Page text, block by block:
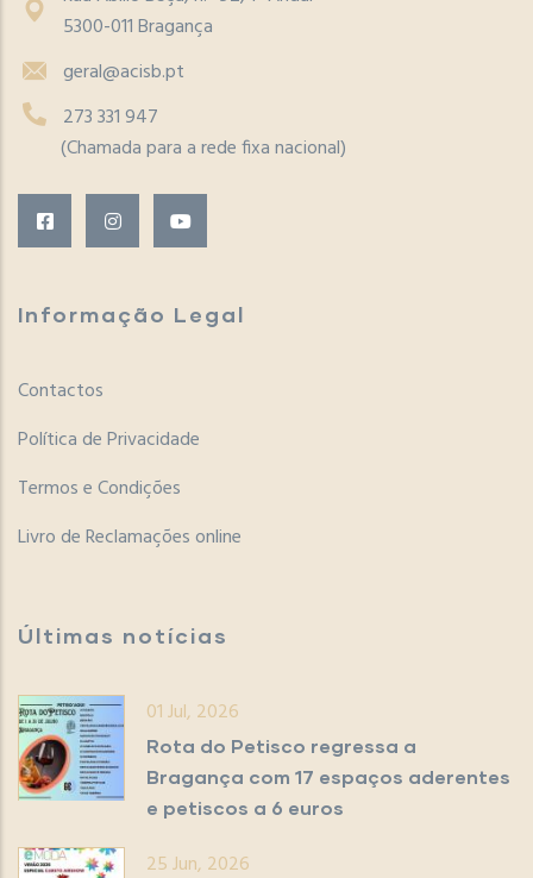
5300-011 Bragança
geral@acisb.pt
273 331 947
(Chamada para a rede fixa nacional)
Informação Legal
Contactos
Política de Privacidade
Termos e Condições
Livro de Reclamações online
Últimas notícias
01 Jul, 2026
Rota do Petisco regressa a
Bragança com 17 espaços aderentes
e petiscos a 6 euros
25 Jun, 2026